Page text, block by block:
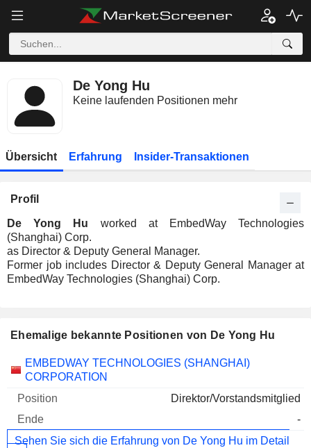
De Yong Hu
Keine laufenden Positionen mehr
Übersicht Erfahrung Insider-Transaktionen
Profil
De Yong Hu worked at EmbedWay Technologies
(Shanghai) Corp.
as Director & Deputy General Manager.
Former job includes Director & Deputy General Manager at
EmbedWay Technologies (Shanghai) Corp.
Ehemalige bekannte Positionen von De Yong Hu
Unternehmen Position Ende
EMBEDWAY TECHNOLOGIES (SHANGHAI)
CORPORATION
Direktor/Vorstandsmitglied
-
Sehen Sie sich die Erfahrung von De Yong Hu im Detail